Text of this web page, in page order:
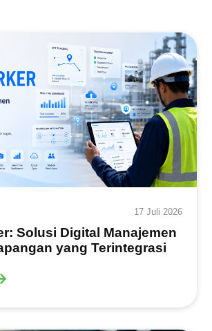
17 Juli 2026
Solusi Digital Manajemen
yang Terintegrasi